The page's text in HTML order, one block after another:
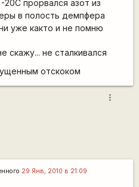
прорвался азот из
в полость демпфера
уже както и не помню
скажу... не сталкивался
отскоком
more_vert
29 Янв, 2010 в 21:09